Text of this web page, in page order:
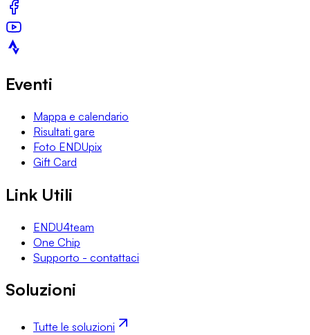
Eventi
Mappa e calendario
Risultati gare
Foto ENDUpix
Gift Card
Link Utili
ENDU4team
One Chip
Supporto - contattaci
Soluzioni
Tutte le soluzioni